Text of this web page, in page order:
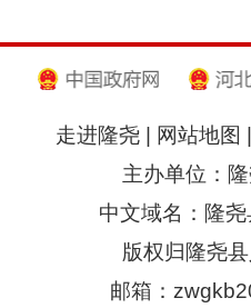
走进隆尧| 网站地图 |
主办单位：
中文域名：隆
版权归隆尧
邮箱：